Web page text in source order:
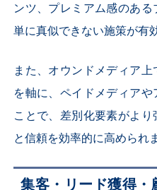
ンツ、プレミアム感のあ
単に真似できない施策が有
また、オウンドメディア
を軸に、ペイドメディア
ことで、差別化要素がよ
と信頼を効率的に高められ
集客・リード獲得